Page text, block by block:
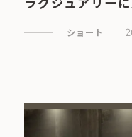
ショート